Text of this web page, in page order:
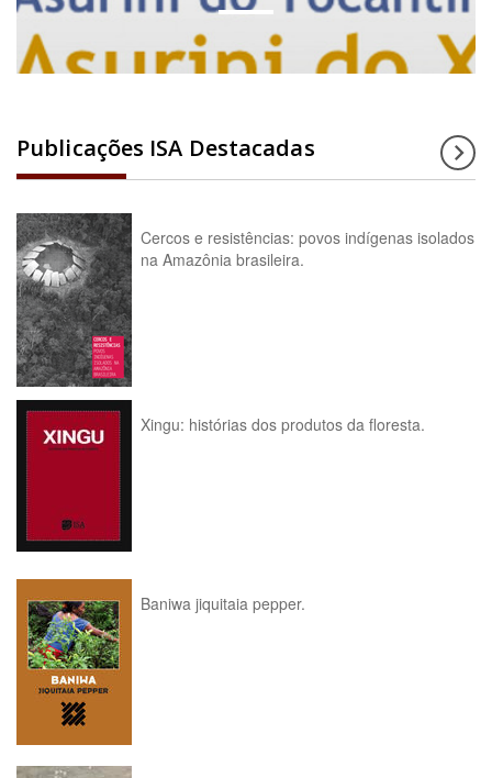
Publicações ISA Destacadas
Cercos e resistências: povos indígenas isolados
na Amazônia brasileira.
Xingu: histórias dos produtos da floresta.
Baniwa jiquitaia pepper.